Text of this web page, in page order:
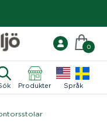
Produkter Språk
0